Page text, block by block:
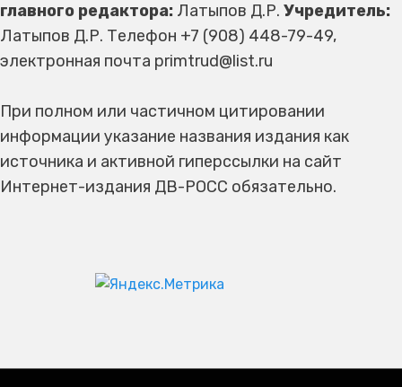
главного редактора: Латыпов Д.Р. Учредитель:
Латыпов Д.Р. Телефон +7 (908) 448-79-49,
электронная почта primtrud@list.ru
При полном или частичном цитировании
информации указание названия издания как
источника и активной гиперссылки на сайт
Интернет-издания ДВ-РОСС обязательно.